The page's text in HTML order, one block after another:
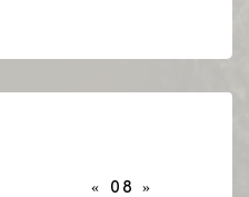
« 08 »